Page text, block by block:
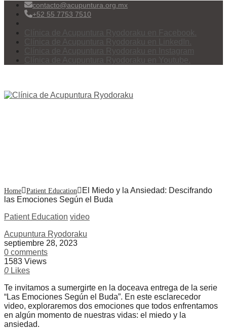
contacto@acupuntura.org.mx
+52 55 7753 7510
Clínica de Acupuntura Ryodoraku en Facebook.
Clínica de Acupuntura Ryodoraku en LinkedIn.
Clínica de Acupuntura Ryodoraku en Instagram
Clínica de Acupuntura Ryodoraku en Youtube.
Home Patient Education
El Miedo y la Ansiedad: Descifrando
las Emociones Según el Buda
Patient Education video
Acupuntura Ryodoraku
septiembre 28, 2023
0 comments
1583 Views
0 Likes
Te invitamos a sumergirte en la doceava entrega de la serie
“Las Emociones Según el Buda”. En este esclarecedor
video, exploraremos dos emociones que todos enfrentamos
en algún momento de nuestras vidas: el miedo y la
ansiedad.